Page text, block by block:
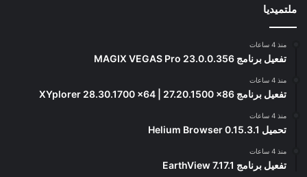
ملتميديا
منذ 4 ساعات
تفعيل برنامج MAGIX VEGAS Pro 23.0.0.356
منذ 4 ساعات
تفعيل برنامج XYplorer 28.30.1700 x64 | 27.20.1500 x86
منذ 4 ساعات
تحميل Helium Browser 0.15.3.1
منذ 4 ساعات
تفعيل برنامج EarthView 7.17.1